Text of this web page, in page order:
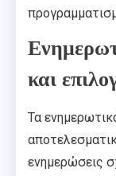
και
Τα
ενημερώσεις